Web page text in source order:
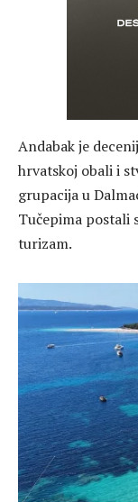
Andabak je
hrvatskoj obali i
grupacija u
Tučepima postali
turizam.